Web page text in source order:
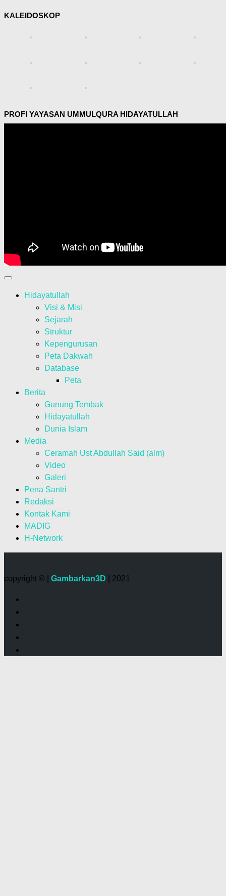
KALEIDOSKOP
PROFI YAYASAN UMMULQURA HIDAYATULLAH
Hidayatullah
Visi & Misi
Sejarah
Struktur
Kepengurusan
Peta Dakwah
Database
Peta
Berita
Gunung Tembak
Hidayatullah
Dunia Islam
Media
Ceramah Ust Abdullah Said (alm)
Video
Galeri
Pena Santri
Redaksi
Kontak Kami
MADIG
H-Network
copyright © | Gambarkan3D | 2021